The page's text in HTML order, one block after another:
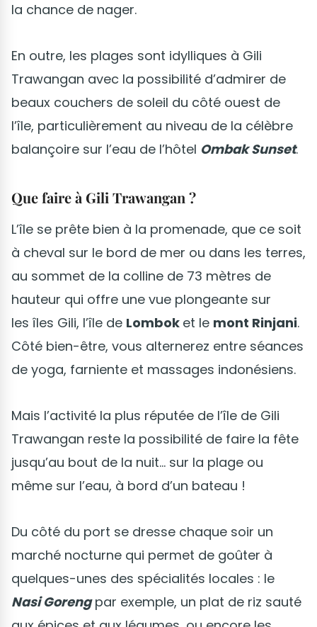
la chance de nager.
En outre, les plages sont idylliques à Gili
Trawangan avec la possibilité d’admirer de
beaux couchers de soleil du côté ouest de
l’île, particulièrement au niveau de la célèbre
balançoire sur l’eau de l’hôtel Ombak Sunset.
Que faire à Gili Trawangan ?
L’île se prête bien à la promenade, que ce soit
à cheval sur le bord de mer ou dans les terres,
au sommet de la colline de 73 mètres de
hauteur qui offre une vue plongeante sur
les îles Gili, l’île de Lombok et le mont Rinjani.
Côté bien-être, vous alternerez entre séances
de yoga, farniente et massages indonésiens.
Mais l’activité la plus réputée de l’île de Gili
Trawangan reste la possibilité de faire la fête
jusqu’au bout de la nuit… sur la plage ou
même sur l’eau, à bord d’un bateau !
Du côté du port se dresse chaque soir un
marché nocturne qui permet de goûter à
quelques-unes des spécialités locales : le
Nasi Gorengpar exemple, un plat de riz sauté